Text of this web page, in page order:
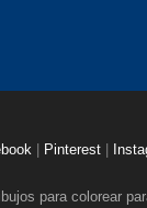
Pinterest
para colorear